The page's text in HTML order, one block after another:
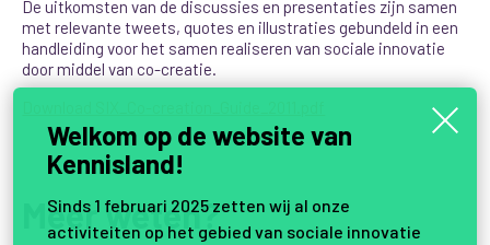
De uitkomsten van de discussies en presentaties zijn samen
met relevante tweets, quotes en illustraties gebundeld in een
handleiding voor het samen realiseren van sociale innovatie
door middel van co-creatie.
Meer weten?
Welkom op de website van
Kennisland!
Sinds 1 februari 2025 zetten wij al onze
activiteiten op het gebied van sociale innovatie